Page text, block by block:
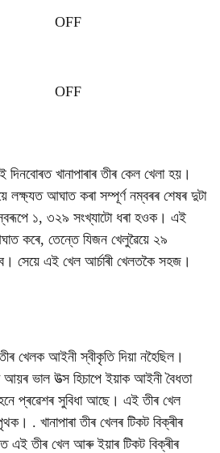
OFF
OFF
খানাপাৰাৰ তীৰ কেল খেলা হয়।
লক্ষ্যত আঘাত কৰা সম্পূৰ্ণ নম্বৰৰ শেষৰ দুটা
১, ৩২৯ সংখ্যাটো ধৰা হওক। এই
কৰে, তেন্তে যিজন খেলুৱৈয়ে ২৯
সেয়ে এই খেল আৰ্চাৰী খেলতকৈ সহজ।
খেলক আইনী স্বীকৃতি দিয়া নহৈছিল।
ভাল উত্স হিচাপে ইয়াক আইনী বৈধতা
প্ৰৱেশৰ সুবিধা আছে। এই তীৰ খেল
. খানাপাৰা তীৰ খেলৰ টিকট বিক্ৰীৰ
এই তীৰ খেল আৰু ইয়াৰ টিকট বিক্ৰীৰ